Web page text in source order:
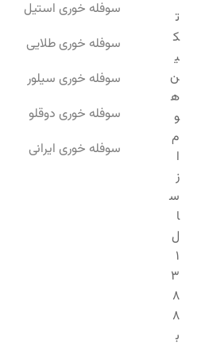
ت
ک
ی
ن
ه
و
م
ا
ز
س
ا
ل
1
3
8
8
ب
سوفله خوری استیل
سوفله خوری طلایی
سوفله خوری سیلور
سوفله خوری دوقلو
سوفله خوری ایرانی